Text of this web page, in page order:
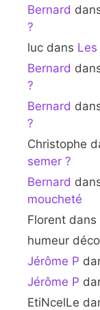
Bernard
?
luc dans
Bernard
?
Bernard
?
Christophe
semer ?
Bernard
moucheté
Florent dans
humeur
Jérôme P
Jérôme P
EtiNcelLe